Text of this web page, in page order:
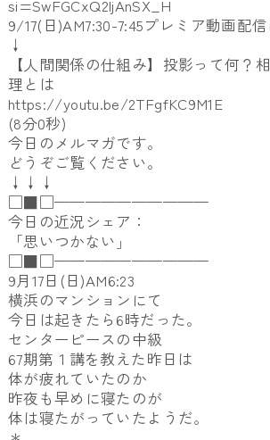
si=SwFGCxQ2ljAnSX_H
9/17(日)AM7:30-7:45プレミア動画配
↓
【人間関係の仕組み】投影って何？
理とは
https://youtu.be/2TFgfKC9M1E
(8分0秒)
今日のメルマガです。
どうぞご覧ください。
↓↓↓
□■□——————————
今日の近況シェア：
「思いつかない」
□■□——————————
9月17日(日)AM6:23
横浜のマンションにて
今日は起きたら6時だった。
センターピースの中級
67期第１講を教えた昨日は
体が疲れていたのか
昨夜も早めに寝たのが
体は寝たがっていたようだ。